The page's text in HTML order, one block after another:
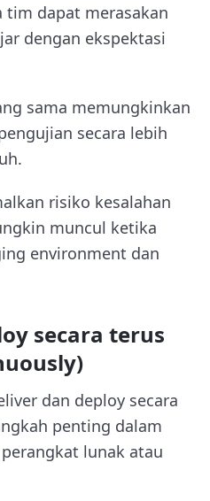
tim dapat merasakan
dengan ekspektasi
sama memungkinkan
secara lebih
risiko kesalahan
muncul ketika
environment dan
secara terus
dan deploy secara
penting dalam
lunak atau